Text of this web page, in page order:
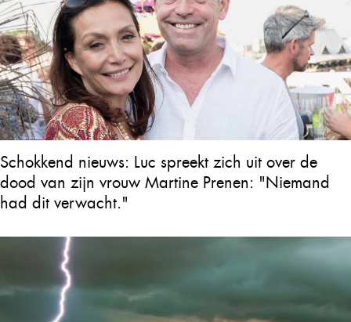
Schokkend nieuws: Luc spreekt zich uit over de
dood van zijn vrouw Martine Prenen: "Niemand
had dit verwacht."